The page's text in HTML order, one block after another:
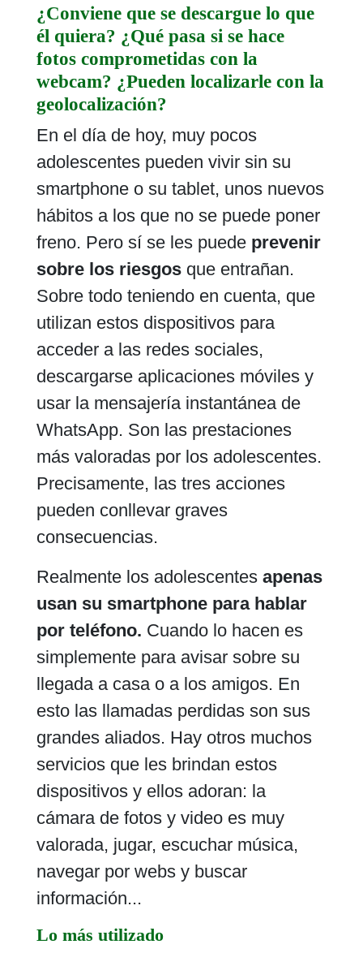
¿Conviene que se descargue lo que
él quiera? ¿Qué pasa si se hace
fotos comprometidas con la
webcam? ¿Pueden localizarle con la
geolocalización?
En el día de hoy, muy pocos
adolescentes pueden vivir sin su
smartphone o su tablet, unos nuevos
hábitos a los que no se puede poner
freno. Pero sí se les puede prevenir
sobre los riesgos que entrañan.
Sobre todo teniendo en cuenta, que
utilizan estos dispositivos para
acceder a las redes sociales,
descargarse aplicaciones móviles y
usar la mensajería instantánea de
WhatsApp. Son las prestaciones
más valoradas por los adolescentes.
Precisamente, las tres acciones
pueden conllevar graves
consecuencias.
Realmente los adolescentes apenas
usan su smartphone para hablar
por teléfono. Cuando lo hacen es
simplemente para avisar sobre su
llegada a casa o a los amigos. En
esto las llamadas perdidas son sus
grandes aliados. Hay otros muchos
servicios que les brindan estos
dispositivos y ellos adoran: la
cámara de fotos y video es muy
valorada, jugar, escuchar música,
navegar por webs y buscar
información...
Lo más utilizado